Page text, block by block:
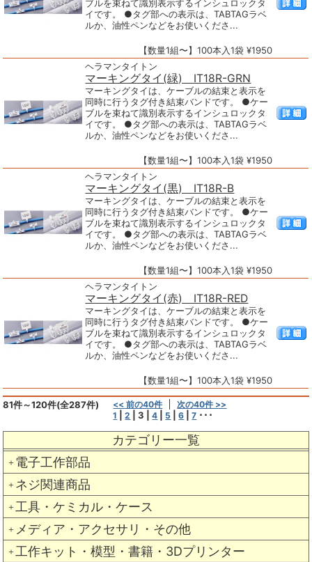
カテゴリー一覧
＋ 電子工作部品
＋ ネジ関連商品
＋ 工具・ケミカル・ケース
＋ メディア・アクセサリ・その他
＋ 工作キット・模型・書籍・3Dプリンター
ブルを束ねて識別表示するインシュロックタ
イです。 ●タグ部への表示は、TABTAGラベ
ルか、油性ペンなどをお使いくださ...
【数量1組〜】100本入1袋 ¥1950
ヘラマンタイトン
マーキングタイ(緑) IT18R-GRN
マーキングタイは、ケーブルの結束と表示を
同時に行うタグ付き結束バンドです。 ●ケー
ブルを束ねて識別表示するインシュロックタ
イです。 ●タグ部への表示は、TABTAGラベ
ルか、油性ペンなどをお使いくださ...
【数量1組〜】100本入1袋 ¥1950
ヘラマンタイトン
マーキングタイ(黒) IT18R-B
マーキングタイは、ケーブルの結束と表示を
同時に行うタグ付き結束バンドです。 ●ケー
ブルを束ねて識別表示するインシュロックタ
イです。 ●タグ部への表示は、TABTAGラベ
ルか、油性ペンなどをお使いくださ...
【数量1組〜】100本入1袋 ¥1950
ヘラマンタイトン
マーキングタイ(赤) IT18R-RED
マーキングタイは、ケーブルの結束と表示を
同時に行うタグ付き結束バンドです。 ●ケー
ブルを束ねて識別表示するインシュロックタ
イです。 ●タグ部への表示は、TABTAGラベ
ルか、油性ペンなどをお使いくださ...
【数量1組〜】100本入1袋 ¥1950
81件～120件(全287件) << 前の40件
次の40件 >>
1
|2 |3 |4 5 |6 |7 ･･･